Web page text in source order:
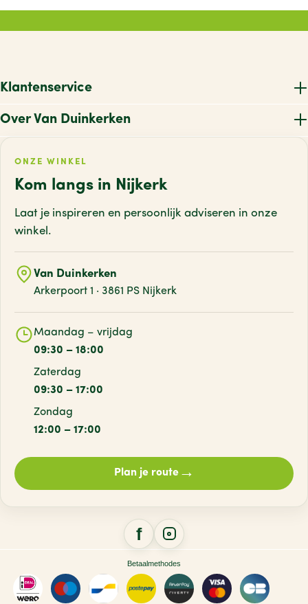
Klantenservice
Over Van Duinkerken
ONZE WINKEL
Kom langs in Nijkerk
Laat je inspireren en persoonlijk adviseren in onze
winkel.
Van Duinkerken
Arkerpoort 1 · 3861 PS Nijkerk
Maandag – vrijdag
09:30 – 18:00
Zaterdag
09:30 – 17:00
Zondag
12:00 – 17:00
Plan je route→
Betaalmethodes